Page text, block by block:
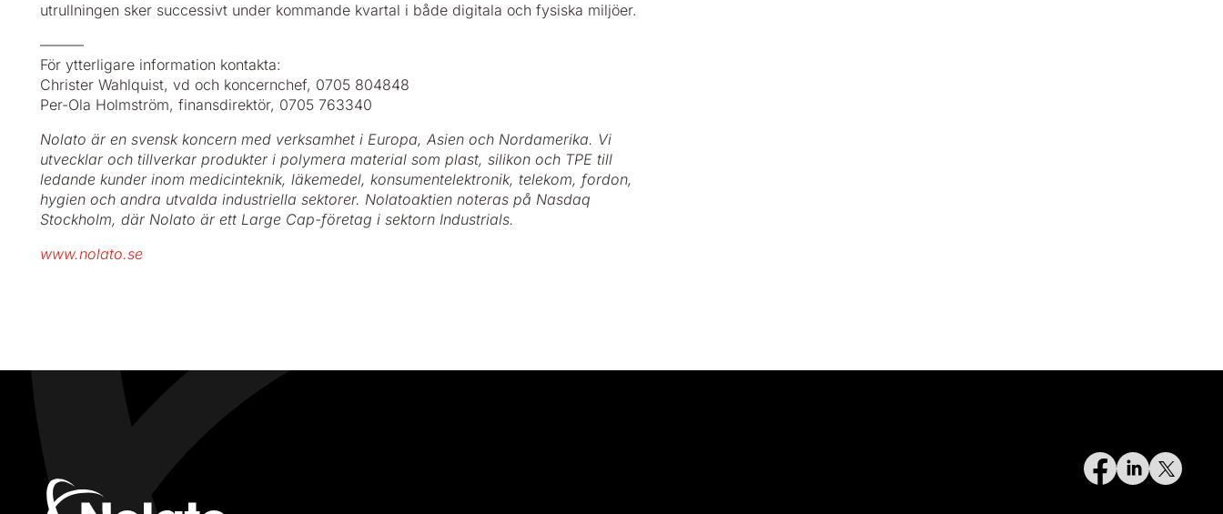
utrullningen sker successivt under kommande kvartal i både digitala och fysiska miljöer.
––––––
För ytterligare information kontakta:
Christer Wahlquist, vd och koncernchef, 0705 804848
Per-Ola Holmström, finansdirektör, 0705 763340
Nolato är en svensk koncern med verksamhet i Europa, Asien och Nordamerika. Vi
utvecklar och tillverkar produkter i polymera material som plast, silikon och TPE till
ledande kunder inom medicinteknik, läkemedel, konsumentelektronik, telekom, fordon,
hygien och andra utvalda industriella sektorer. Nolatoaktien noteras på Nasdaq
Stockholm, där Nolato är ett Large Cap-företag i sektorn Industrials.
www.nolato.se